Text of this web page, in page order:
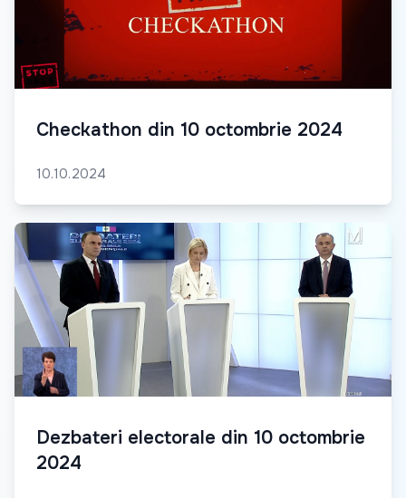
Checkathon din 10 octombrie 2024
10.10.2024
Dezbateri electorale din 10 octombrie
2024